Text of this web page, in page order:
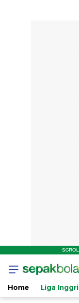
Home Liga